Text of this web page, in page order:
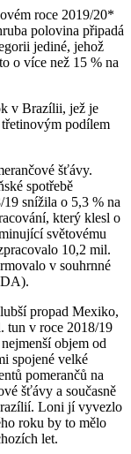
roce 2019/20*
polovina připadá
jediné, jehož
o více než 15 % na
v Brazílii, jež je
podílem
šťávy.
spotřebě
snížila o 5,3 % na
který klesl o
světovému
10,2 mil.
v souhrnné
propad Mexiko,
tun v roce 2018/19
objem od
spojené velké
pomerančů na
šťávy a současně
Loni jí vyvezlo
roku by to mělo
let.